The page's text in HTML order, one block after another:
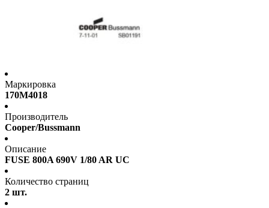
Маркировка
170M4018
Производитель
Cooper/Bussmann
Описание
FUSE 800A 690V 1/80 AR UC
Количество страниц
2 шт.